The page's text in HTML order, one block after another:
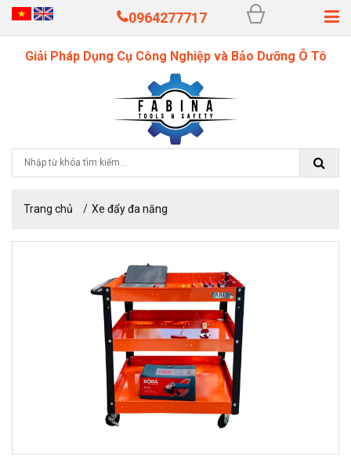
0964277717
Giải Pháp Dụng Cụ Công Nghiệp và Bảo Dưỡng Ô Tô
Trang chủ Xe đẩy đa năng